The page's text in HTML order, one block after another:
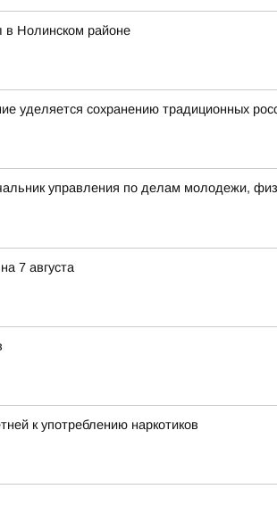
в Нолинском районе
уделяется сохранению традиционных
управления по делам молодежи,
7 августа
к употреблению наркотиков